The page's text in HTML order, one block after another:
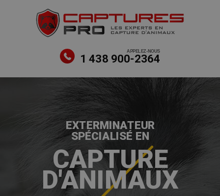
APPELEZ-NOUS
CAPTURE
D'ANIMAUX
EXTERMINATEUR
SPÉCIALISÉ EN
1 438 900-2364